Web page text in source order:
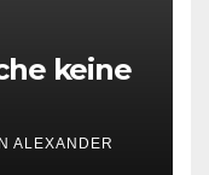
keine
ALEXANDER